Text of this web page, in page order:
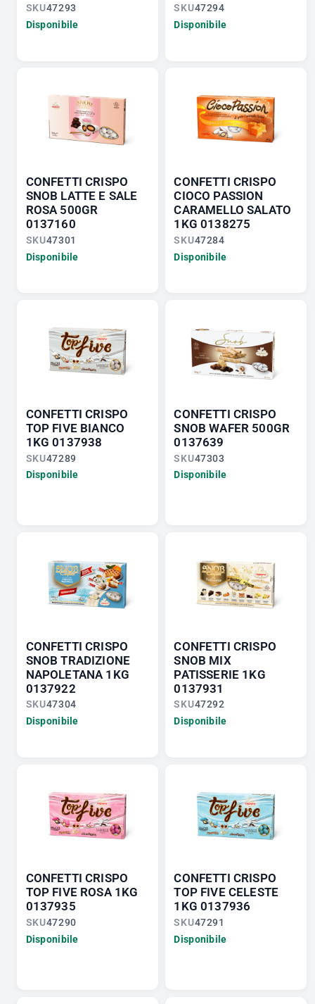
SKU47293
Disponibile
SKU47294
Disponibile
CONFETTI CRISPO
SNOB LATTE E SALE
ROSA 500GR
0137160
SKU47301
Disponibile
CONFETTI CRISPO
CIOCO PASSION
CARAMELLO SALATO
1KG 0138275
SKU47284
Disponibile
CONFETTI CRISPO
TOP FIVE BIANCO
1KG 0137938
SKU47289
Disponibile
CONFETTI CRISPO
SNOB WAFER 500GR
0137639
SKU47303
Disponibile
CONFETTI CRISPO
SNOB TRADIZIONE
NAPOLETANA 1KG
0137922
SKU47304
Disponibile
CONFETTI CRISPO
SNOB MIX
PATISSERIE 1KG
0137931
SKU47292
Disponibile
CONFETTI CRISPO
TOP FIVE ROSA 1KG
0137935
SKU47290
Disponibile
CONFETTI CRISPO
TOP FIVE CELESTE
1KG 0137936
SKU47291
Disponibile